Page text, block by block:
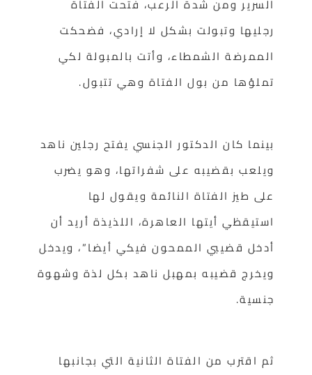
السرير ومن شدة الرعب، فتحت الفتاة
رجليها وتبولت بشكل لا إرادي، فضحكت
الممرضة الشمطاء، وأتت بالمبولة لكي
تملؤها من بول الفتاة وهي تتبول.
بينما كان الدكتور الجنسي يفتح رجلين ناهد
ويلعب بقضيبه على شفراتها، وهو يضرب
على طيز الفتاة النائمة ويقول لها
استيقظي أيتها العاهرة، اللذيذة أريد أن
أدخل قضيبي الممحون فيكي أيضا”، ويدخل
ويخرج قضيبه بمهبل ناهد بكل لذة وشهوة
جنسية.
ثم اقترب من الفتاة الثانية التي بجانبها